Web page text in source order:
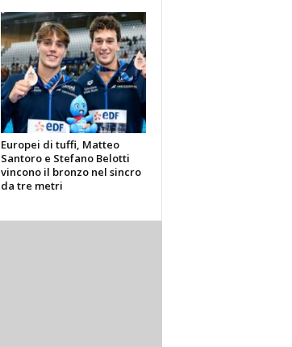
Europei di tuffi, Matteo
Santoro e Stefano Belotti
vincono il bronzo nel sincro
da tre metri